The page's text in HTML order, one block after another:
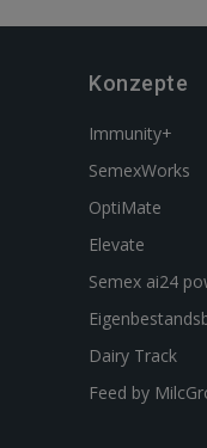
Konzepte
Immunity+
SemexWorks
OptiMate
Elevate
Semex ai24
Dairy Track
Feed by